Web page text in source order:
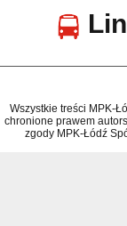
Wszystkie treści MPK-
chronione prawem
zgody MPK-Łódź